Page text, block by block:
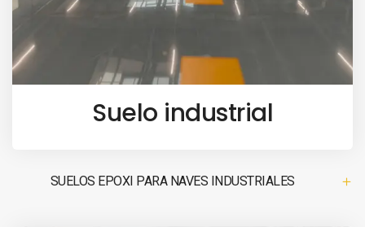
Suelo industrial
SUELOS EPOXI PARA NAVES INDUSTRIALES